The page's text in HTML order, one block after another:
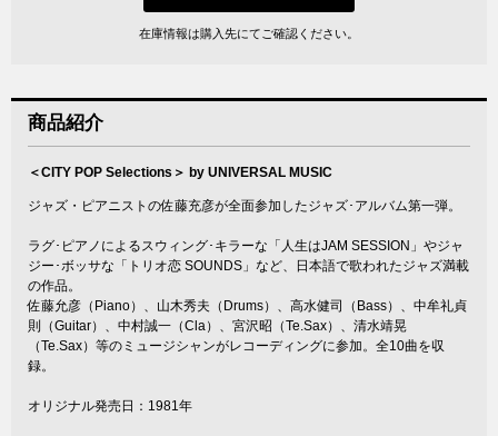
在庫情報は購入先にてご確認ください。
商品紹介
＜CITY POP Selections＞ by UNIVERSAL MUSIC
ジャズ・ピアニストの佐藤充彦が全面参加したジャズ･アルバム第一弾。
ラグ･ピアノによるスウィング･キラーな「人生はJAM SESSION」やジャ
ジー･ボッサな「トリオ恋 SOUNDS」など、日本語で歌われたジャズ満載
の作品。
佐藤允彦（Piano）、山木秀夫（Drums）、高水健司（Bass）、中牟礼貞
則（Guitar）、中村誠一（Cla）、宮沢昭（Te.Sax）、清水靖晃
（Te.Sax）等のミュージシャンがレコーディングに参加。全10曲を収
録。
オリジナル発売日：1981年